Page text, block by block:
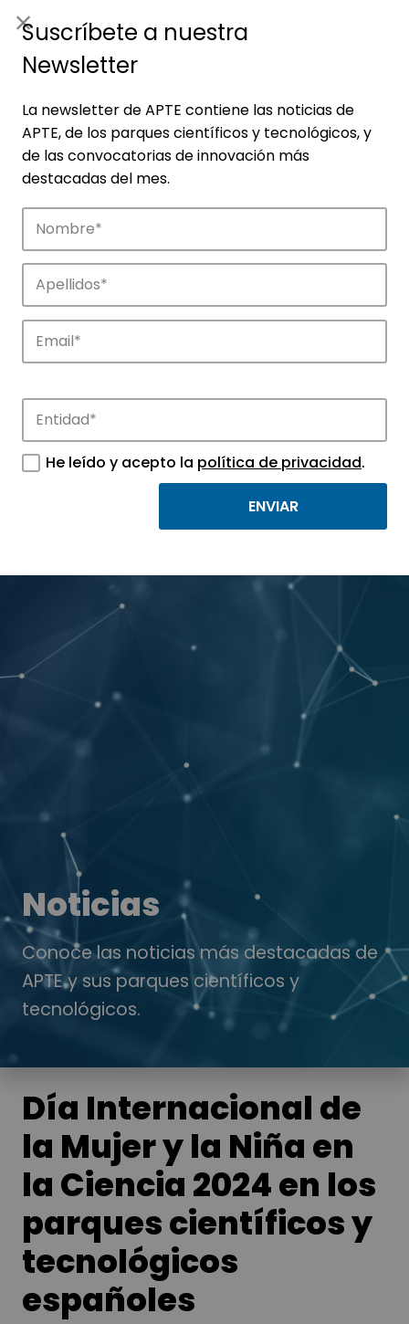
Noticias
Conoce las noticias más destacadas de
APTE y sus parques científicos y
tecnológicos.
​​​​​​​Día Internacional de
la Mujer y la Niña en
la Ciencia 2024 en los
parques científicos y
tecnológicos
españoles
Suscríbete a nuestra
Newsletter
La newsletter de APTE contiene las noticias de
APTE, de los parques científicos y tecnológicos, y
de las convocatorias de innovación más
destacadas del mes.
He leído y acepto la política de privacidad.